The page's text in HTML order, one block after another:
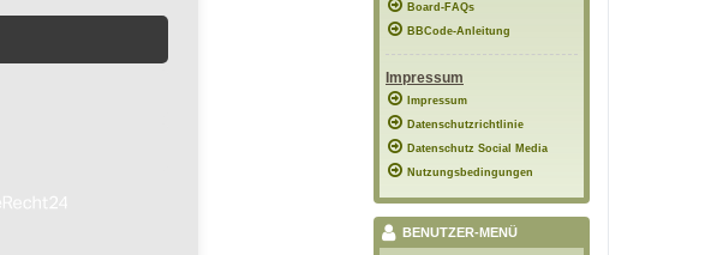
Board-FAQs
BBCode-Anleitung
Impressum
Impressum
Datenschutzrichtlinie
Datenschutz Social Media
Nutzungsbedingungen
BENUTZER-MENÜ